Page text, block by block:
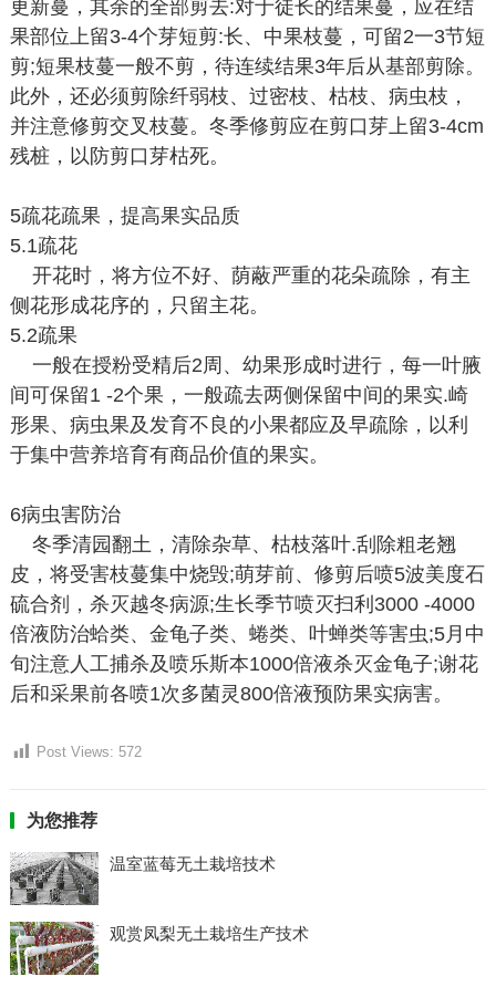
更新蔓，其余的全部剪去:对于徒长的结果蔓，应在结
果部位上留3-4个芽短剪:长、中果枝蔓，可留2一3节短
剪;短果枝蔓一般不剪，待连续结果3年后从基部剪除。
此外，还必须剪除纤弱枝、过密枝、枯枝、病虫枝，
并注意修剪交叉枝蔓。冬季修剪应在剪口芽上留3-4cm
残桩，以防剪口芽枯死。
5疏花疏果，提高果实品质
5.1疏花
开花时，将方位不好、荫蔽严重的花朵疏除，有主
侧花形成花序的，只留主花。
5.2疏果
一般在授粉受精后2周、幼果形成时进行，每一叶腋
间可保留1 -2个果，一般疏去两侧保留中间的果实.崎
形果、病虫果及发育不良的小果都应及早疏除，以利
于集中营养培育有商品价值的果实。
6病虫害防治
冬季清园翻土，清除杂草、枯枝落叶.刮除粗老翘
皮，将受害枝蔓集中烧毁;萌芽前、修剪后喷5波美度石
硫合剂，杀灭越冬病源;生长季节喷灭扫利3000 -4000
倍液防治蛤类、金龟子类、蜷类、叶蝉类等害虫;5月中
旬注意人工捕杀及喷乐斯本1000倍液杀灭金龟子;谢花
后和采果前各喷1次多菌灵800倍液预防果实病害。
Post Views: 572
为您推荐
温室蓝莓无土栽培技术
观赏凤梨无土栽培生产技术